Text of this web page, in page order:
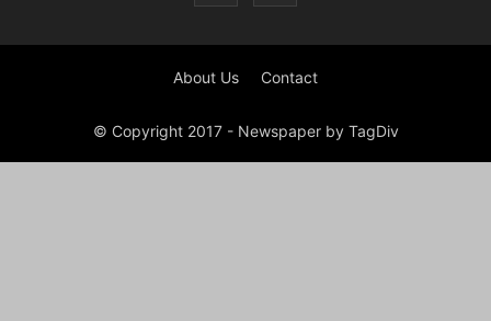
About Us Contact
© Copyright 2017 - Newspaper by TagDiv